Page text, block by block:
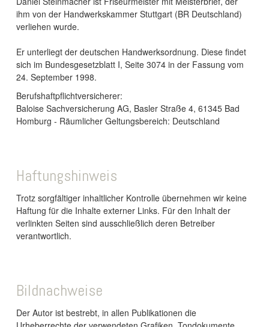
ihm von der Handwerkskammer Stuttgart (BR Deutschland)
verliehen wurde.
Er unterliegt der deutschen Handwerksordnung. Diese findet
sich im Bundesgesetzblatt I, Seite 3074 in der Fassung vom
24. September 1998.
Berufshaftpflichtversicherer:
Baloise Sachversicherung AG, Basler Straße 4, 61345 Bad
Homburg - Räumlicher Geltungsbereich: Deutschland
Haftungshinweis
Trotz sorgfältiger inhaltlicher Kontrolle übernehmen wir keine
Haftung für die Inhalte externer Links. Für den Inhalt der
verlinkten Seiten sind ausschließlich deren Betreiber
verantwortlich.
Bildnachweise
Der Autor ist bestrebt, in allen Publikationen die